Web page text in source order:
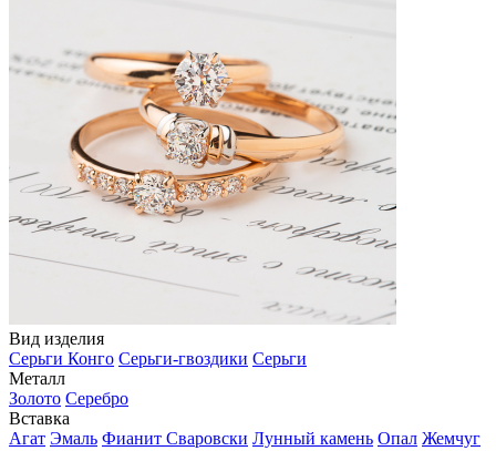
Вид изделия
Серьги Конго Серьги-гвоздики Серьги
Металл
Золото Серебро
Вставка
Агат Эмаль Фианит Сваровски Лунный камень Опал Жемчуг